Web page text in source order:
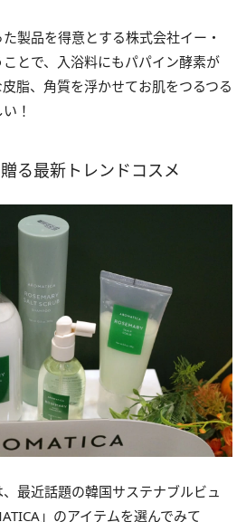
製品を得意とする株式会社イー・
とで、入浴料にもパパイン酵素が
脂、角質を浮かせてお肌をつるつる
！
る最新トレンドコスメ
最近話題の韓国サステナブルビュ
」のアイテムを選んでみて